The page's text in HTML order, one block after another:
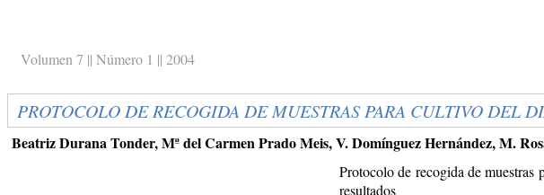
Volumen 7 || Número 1 || 2004
PROTOCOLO DE RECOGIDA DE MUESTRAS PARA CULTIVO DEL
Beatriz Durana Tonder, Mª del Carmen Prado Meis, V. Domínguez Hernández, M.
Protocolo de recogida de
resultados